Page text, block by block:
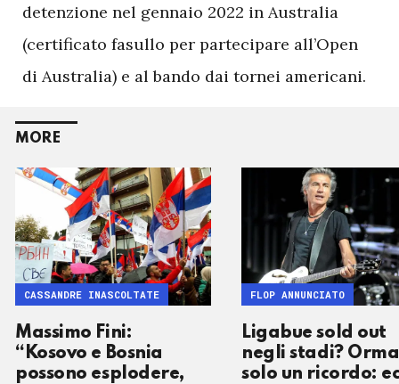
detenzione nel gennaio 2022 in Australia
(certificato fasullo per partecipare all’Open
di Australia) e al bando dai tornei americani.
MORE
Massimo Fini:
“Kosovo e Bosnia
possono esplodere,
CASSANDRE INASCOLTATE
Ligabue sold out
negli stadi?
solo un ricordo:
FLOP ANNUNCIATO